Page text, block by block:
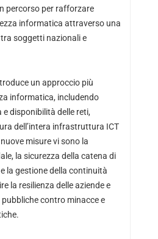
percorso per rafforzare
informatica attraverso una
soggetti nazionali e
un approccio più
informatica, includendo
disponibilità delle reti,
dell’intera infrastruttura ICT
misure vi sono la
la sicurezza della catena di
la gestione della continuità
la resilienza delle aziende e
contro minacce e